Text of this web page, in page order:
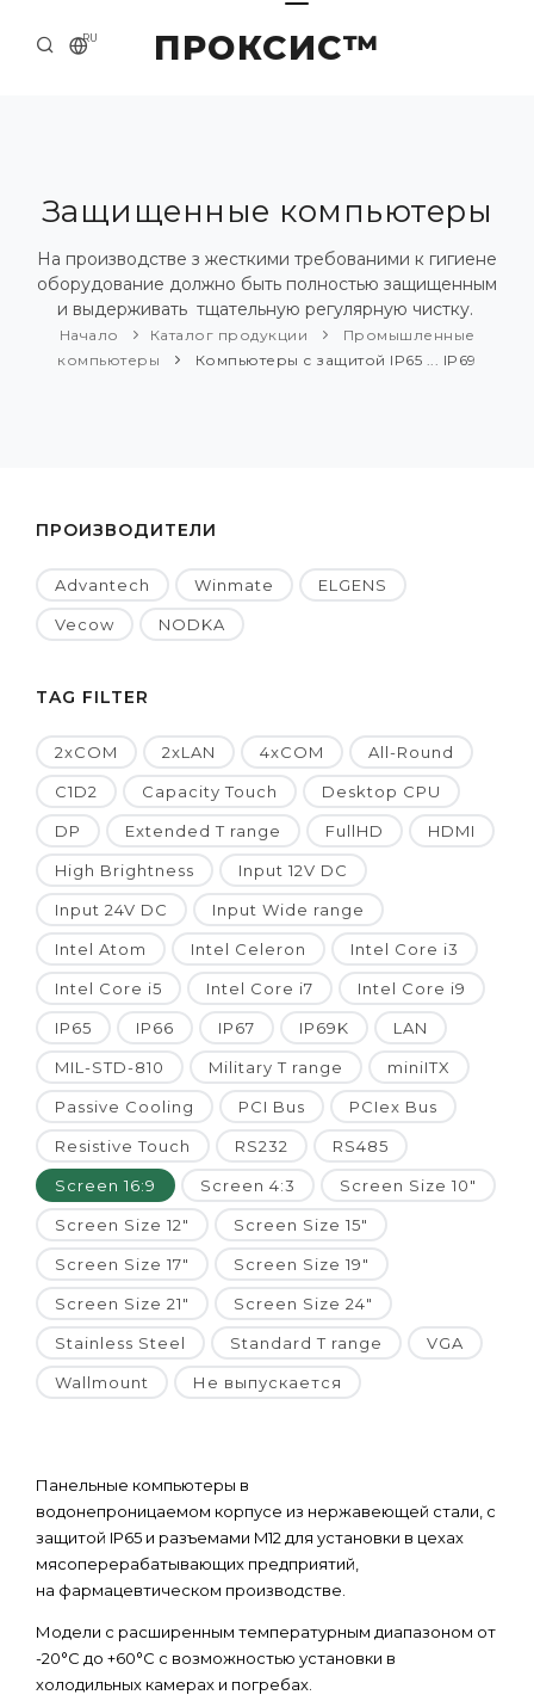
ПРОКСИС™
RU
О КОМПАНИИ
ПРИМЕРЫ И РЕШЕНИЯ
КАТАЛОГ ПРОДУКЦИИ
Защищенные компьютеры
На производстве з жесткими требованими к гигиене
оборудование должно быть полностью защищенным
и выдерживать тщательную регулярную чистку.
Начало Каталог продукции
Промышленные
компьютеры
Компьютеры с защитой IP65 ... IP69
ПРОИЗВОДИТЕЛИ
Advantech Winmate ELGENS
Vecow NODKA
TAG FILTER
2xCOM 2xLAN 4xCOM All-Round
C1D2 Capacity Touch Desktop CPU
DP Extended T range FullHD HDMI
High Brightness Input 12V DC
Input 24V DC Input Wide range
Intel Atom Intel Celeron Intel Core i3
Intel Core i5 Intel Core i7 Intel Core i9
IP65 IP66 IP67 IP69K LAN
MIL-STD-810 Military T range miniITX
Passive Cooling PCI Bus PCIex Bus
Resistive Touch RS232 RS485
Screen 16:9 Screen 4:3 Screen Size 10"
Screen Size 12" Screen Size 15"
Screen Size 17" Screen Size 19"
Screen Size 21" Screen Size 24"
Stainless Steel Standard T range VGA
Wallmount Не выпускается
Панельные компьютеры в
водонепроницаемом корпусе из нержавеющей стали, с
защитой IP65 и разъемами M12 для установки в цехах
мясоперерабатывающих предприятий,
на фармацевтическом производстве.
Модели с раcширенным температурным диапазоном от
-20°C до +60°C с возможностью установки в
холодильных камерах и погребах.